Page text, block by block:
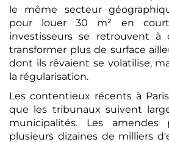
le même secteur
pour louer 30 m² en
investisseurs se retrouvent à
transformer plus de surface
dont ils rêvaient se volatilise,
la régularisation.
Les contentieux récents à
que les tribunaux suivent
municipalités. Les amendes
plusieurs dizaines de milliers